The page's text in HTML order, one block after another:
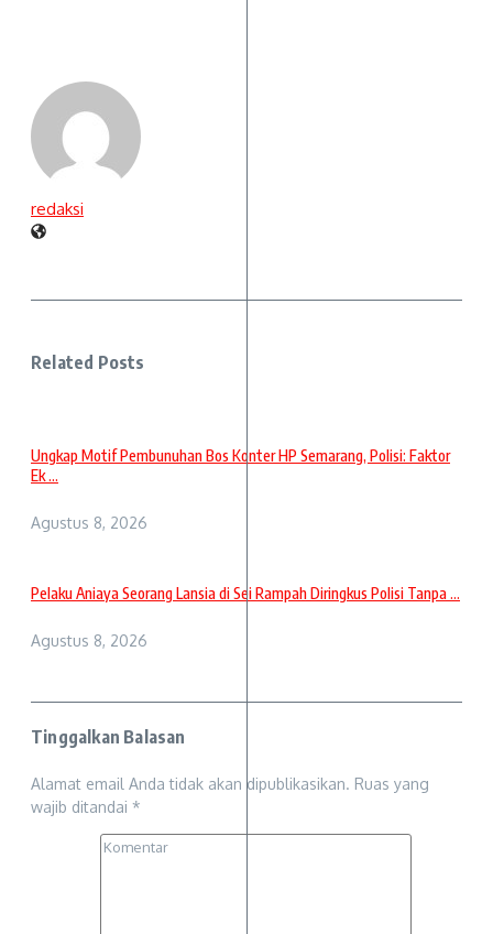
redaksi
Related Posts
Ungkap Motif Pembunuhan Bos Konter HP Semarang, Polisi: Faktor
Ek ...
Agustus 8, 2026
Pelaku Aniaya Seorang Lansia di Sei Rampah Diringkus Polisi Tanpa ...
Agustus 8, 2026
Tinggalkan Balasan
Alamat email Anda tidak akan dipublikasikan. Ruas yang
wajib ditandai *